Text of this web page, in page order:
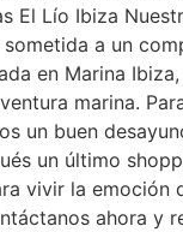
El Lío Ibiza
a un
en Marina
marina.
un buen
un último
vivir la emoción
ahora y